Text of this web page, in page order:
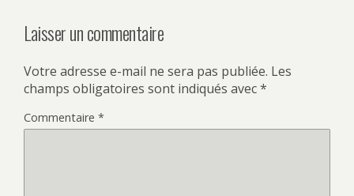
Laisser un commentaire
Votre adresse e-mail ne sera pas publiée. Les
champs obligatoires sont indiqués avec*
Commentaire *